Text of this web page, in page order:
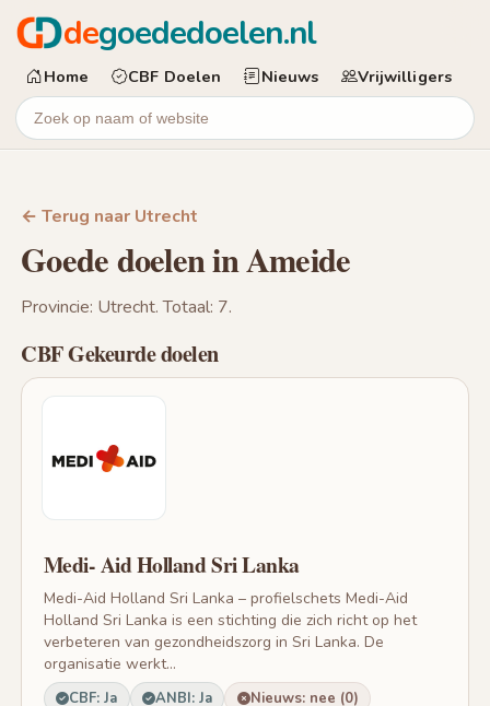
degoededoelen.nl
Home CBF Doelen Nieuws Vrijwilligers
← Terug naar Utrecht
Goede doelen in Ameide
Provincie: Utrecht. Totaal: 7.
CBF Gekeurde doelen
Medi- Aid Holland Sri Lanka
Medi-Aid Holland Sri Lanka – profielschets Medi-Aid
Holland Sri Lanka is een stichting die zich richt op het
verbeteren van gezondheidszorg in Sri Lanka. De
organisatie werkt...
CBF: Ja ANBI: Ja Nieuws: nee (0)